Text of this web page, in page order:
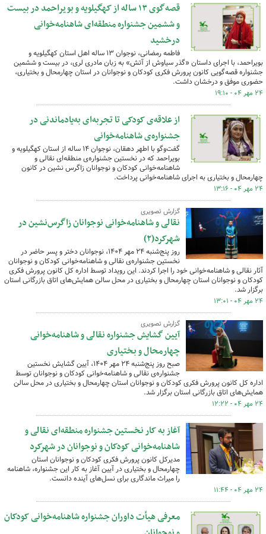
قصه‌گوی ۱۳ ساله از کهگیلویه و بویراحمد در بیست
و ششمین جشنواره منطقه‌ای شاهنامه‌خوانی
درخشید
فاطمه رمضانی، نوجوان ۱۳ ساله اهل استان کهگیلویه و
بویراحمد، با اجرای داستان «گذر سیاوش از آتش» به زبان مادری لری، در بیست و ششمین
جشنواره قصه‌گویی کانون پرورش فکری کودکان و نوجوانان در استان چهارمحال و بختیاری،
حضوری موفق و درخشان داشت.
۲۴ مهر ۰۴ - ۱۹:۱۰
از علاقه‌ی کودکی تا تجربه‌ای به‌یادماندنی در
جشنواره‌ی شاهنامه‌خوانی
گفت‌وگو با اطهر دهقان، نوجوان ۱۴ ساله از استان کهگیلویه و
بویراحمد که در نخستین جشنواره‌ی منطقه‌ای نقالی و
شاهنامه‌خوانی کودکان و نوجوانان زاگرس نشین در کانون
چهارمحال و بختیاری به اجرای شاهنامه‌خوانی پرداخت.
۲۴ مهر ۰۴ - ۱۳:۱۶
گزارش تصویری
نقالی و شاهنامه‌خوانی نوجوانان زاگرس‌نشین در
شهرکرد(۲)
روز پنج‌شنبه ۲۴ مهر ۱۴۰۴، نوجوانان دختر و پسر حاضر در
نخستین جشنواره‌ی نقالی و شاهنامه‌خوانی کودکان و نوجوانان
آثار نقالی و شاهنامه‌خوانی خود را اجرا کردند. این رویداد توسط اداره کل کانون پرورش فکری
کودکان و نوجوانان استان چهارمحال و بختیاری در محل سالن همایش‌های اتاق بازرگانی استان
برگزار شد.
۲۴ مهر ۰۴ - ۱۳:۰۱
گزارش تصویری
آیین گشایش جشنواره نقالی و شاهنامه‌خوانی
چهارمحال و بختیاری
صبح روز پنج‌شنبه ۲۴ مهر ۱۴۰۴، آیین گشایش نخستین
جشنواره‌ی نقالی و شاهنامه‌خوانی کودکان و نوجوانان توسط
اداره کل کانون پرورش فکری کودکان و نوجوانان استان چهارمحال و بختیاری در محل سالن
همایش‌های اتاق بازرگانی استان برگزار شد.
۲۴ مهر ۰۴ - ۱۲:۲۲
آغاز به کار نخستین جشنواره منطقه‌ای نقالی و
شاهنامه‌خوانی کودکان و نوجوانان در شهرکرد
مدیرکل کانون پرورش فکری کودکان و نوجوانان استان
چهارمحال و بختیاری در آیین آغاز به کار این جشنواره، شاهنامه
را میراث ماندگاری برای نسل‌های آینده دانست.
۲۴ مهر ۰۴ - ۱۱:۴۴
معرفی هیأت داوران جشنواره شاهنامه‌خوانی کودکان